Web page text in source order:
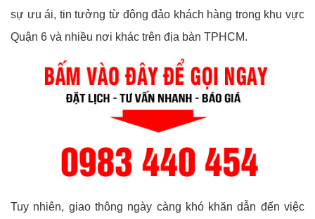
sự ưu ái, tin tưởng từ đông đảo khách hàng trong khu vực
Quận 6 và nhiều nơi khác trên địa bàn TPHCM.
Tuy nhiên, giao thông ngày càng khó khăn dẫn đến việc